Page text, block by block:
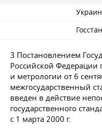
3 Постановлением
Российской Федерации
и метрологии от 6
межгосударственный
введен в действие
государственного
с 1 марта 2000 г.